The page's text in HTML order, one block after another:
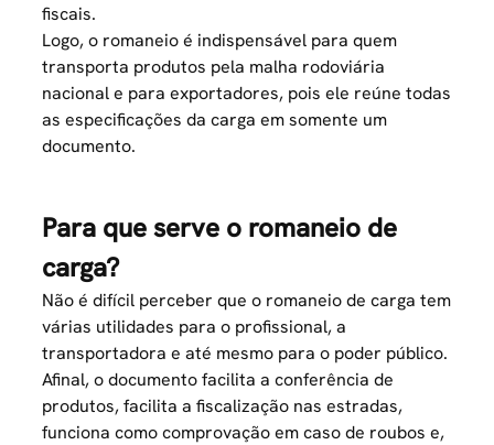
fiscais.
Logo, o romaneio é indispensável para quem
transporta produtos pela malha rodoviária
nacional e para exportadores, pois ele reúne todas
as especificações da carga em somente um
documento.
Para que serve o romaneio de
carga?
Não é difícil perceber que o romaneio de carga tem
várias utilidades para o profissional, a
transportadora e até mesmo para o poder público.
Afinal, o documento facilita a conferência de
produtos, facilita a fiscalização nas estradas,
funciona como comprovação em caso de roubos e,